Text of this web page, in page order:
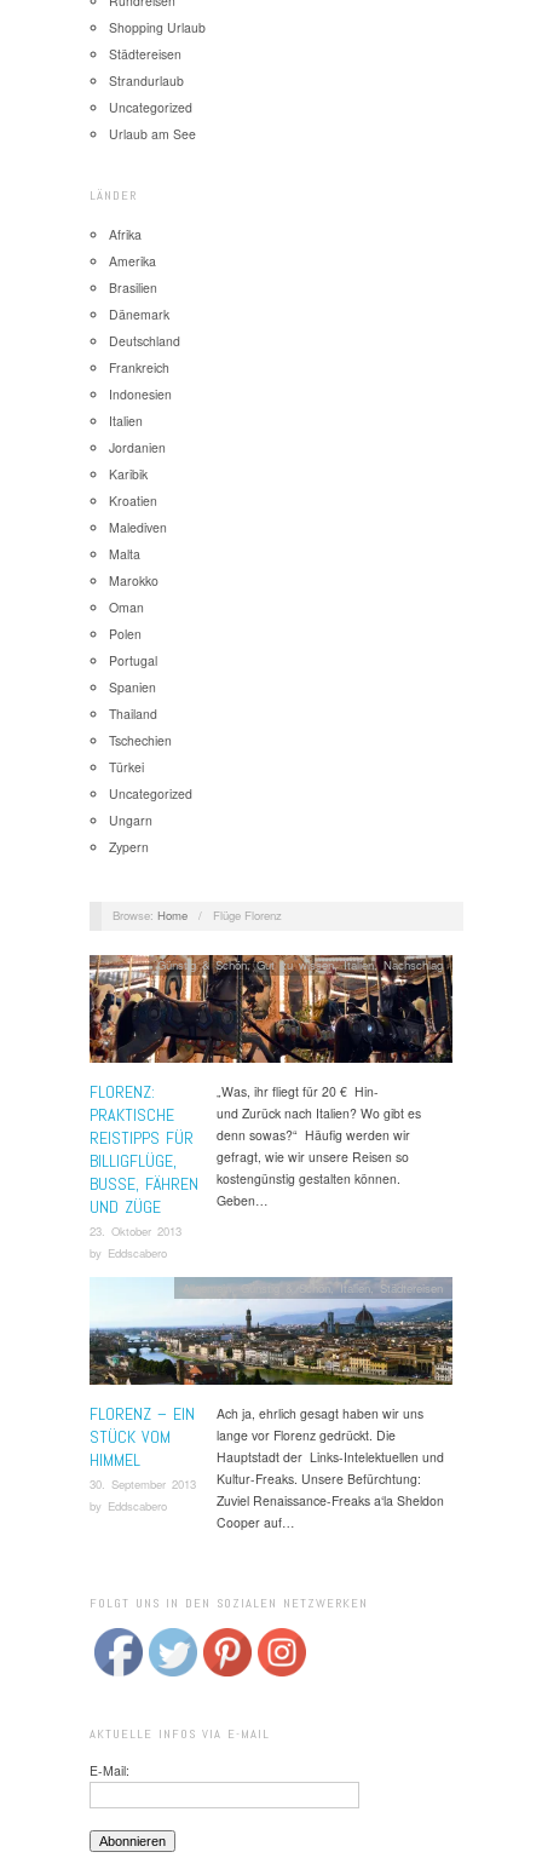
Shopping Urlaub
Städtereisen
Strandurlaub
Uncategorized
Urlaub am See
LÄNDER
Afrika
Amerika
Brasilien
Dänemark
Deutschland
Frankreich
Indonesien
Italien
Jordanien
Karibik
Kroatien
Malediven
Malta
Marokko
Oman
Polen
Portugal
Spanien
Thailand
Tschechien
Türkei
Uncategorized
Ungarn
Zypern
Browse: Home / Flüge Florenz
FLORENZ:
PRAKTISCHE
REISTIPPS FÜR
BILLIGFLÜGE,
BUSSE, FÄHREN
UND ZÜGE
23. Oktober 2013
by Eddscabero
Günstig & Schön,Gut zu wissen,Italien,Nachschlag
„Was, ihr fliegt für 20 € Hin-
und Zurück nach Italien? Wo gibt es
denn sowas?“ Häufig werden wir
gefragt, wie wir unsere Reisen so
kostengünstig gestalten können.
Geben…
FLORENZ – EIN
STÜCK VOM
HIMMEL
30. September 2013
by Eddscabero
Allgemein,Günstig & Schön,Italien , Städtereisen
Ach ja, ehrlich gesagt haben wir uns
lange vor Florenz gedrückt. Die
Hauptstadt der Links-Intelektuellen und
Kultur-Freaks. Unsere Befürchtung:
Zuviel Renaissance-Freaks a‘la Sheldon
Cooper auf…
FOLGT UNS IN DEN SOZIALEN NETZWERKEN
AKTUELLE INFOS VIA E-MAIL
E-Mail: